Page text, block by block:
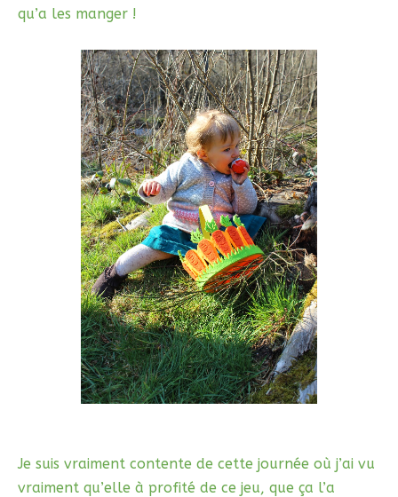
qu’a les manger !
Je suis vraiment contente de cette journée où j’ai vu
vraiment qu’elle à profité de ce jeu, que ça l’a